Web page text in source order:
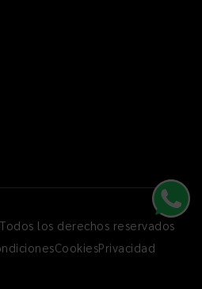
los derechos reservados
CookiesPrivacidad